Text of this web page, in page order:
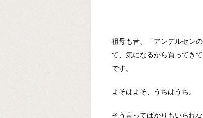
祖母も昔、「アンデルセン
て、気になるから買ってき
です。
よそはよそ、うちはうち。
そう言ってばかりもいられ